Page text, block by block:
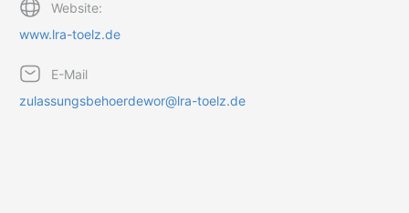
Website:
www.lra-toelz.de
E-Mail
zulassungsbehoerdewor@lra-toelz.de